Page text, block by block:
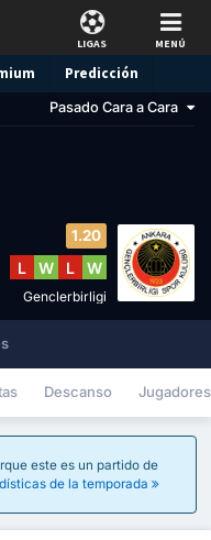
LIGAS MENÚ
Predicción
Pasado Cara a Cara
1.20
L W L W
Genclerbirligi
Descanso Jugadores
este es un partido de
de la temporada